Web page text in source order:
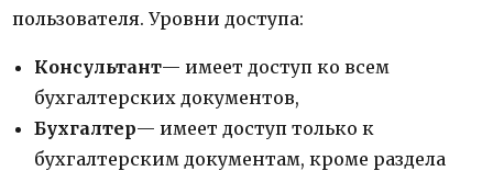
пользователя. Уровни доступа:
Консультант— имеет доступ ко всем
бухгалтерских документов,
Бухгалтер— имеет доступ только к
бухгалтерским документам, кроме раздела